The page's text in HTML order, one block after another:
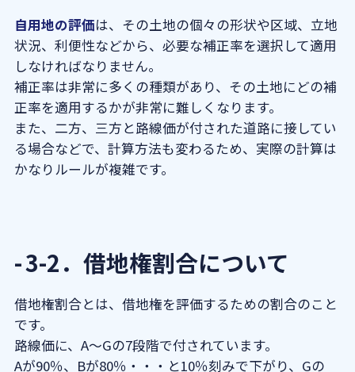
自用地の評価は、その土地の個々の形状や区域、立地
状況、利便性などから、必要な補正率を選択して適用
しなければなりません。
補正率は非常に多くの種類があり、その土地にどの補
正率を適用するかが非常に難しくなります。
また、二方、三方と路線価が付された道路に接してい
る場合などで、計算方法も変わるため、実際の計算は
かなりルールが複雑です。
3-2．借地権割合について
借地権割合とは、借地権を評価するための割合のこと
です。
路線価に、A～Gの7段階で付されています。
Aが90％、Bが80％・・・と10％刻みで下がり、Gの